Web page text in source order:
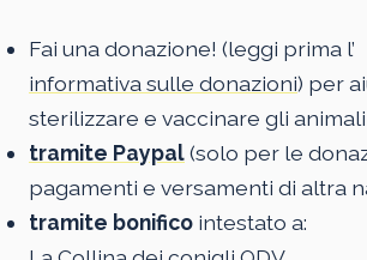
Fai una donazione! (leggi prima l’
informativa sulle donazioni) per
sterilizzare e vaccinare gli animali
tramite Paypal(solo per le
pagamenti e versamenti di altra
tramite bonifico intestato a: